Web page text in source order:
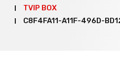
TVIP BOX
C8F4FA11-A11F-496D-